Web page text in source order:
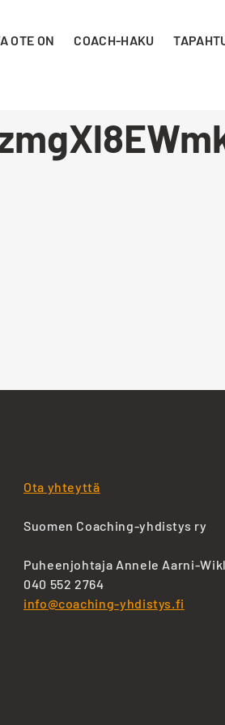
OTE ON COACH-HAKU
Ota yhteyttä
Suomen Coaching-yhdistys ry
Puheenjohtaja Annele Aarni-
040 552 2764
info@coaching-yhdistys.fi